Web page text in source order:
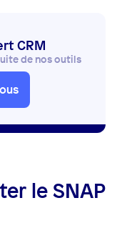
CRM
de nos outils
le SNAP